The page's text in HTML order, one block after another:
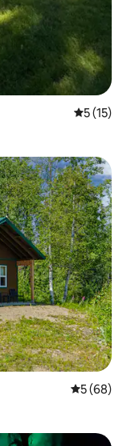
평점 5점
5 (15)
평점 5점(5
5 (68)